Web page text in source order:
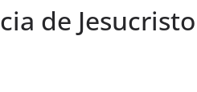
de Jesucristo